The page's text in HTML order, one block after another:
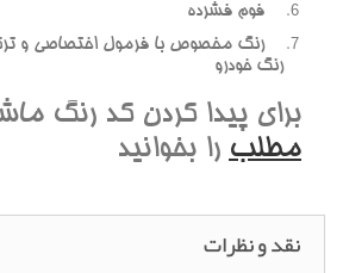
فوم فشرده
رنگ مخصوص با فرمول اختصاصي و
رنگ خودرو
براي پيدا کردن کد رنگ
مطلب را بخوانيد
نقد و نظرات